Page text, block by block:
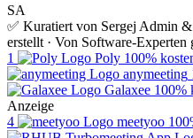
SA
✅ Kuratiert von Sergej Admin
erstellt · Von Software-
1
Poly 100%
anymeeting
Galaxee 100%
Anzeige
4
meetyoo